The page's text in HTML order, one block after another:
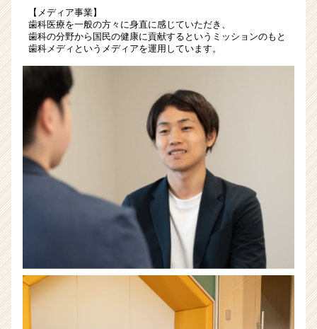
ャ
ー・
ト
が
届
活
【メディア事業】
歯科医療を一般の方々に身直に感じていただき、
歯科の分野から国民の健康に貢献するというミッションのもと
歯科メディというメディアを運用しています。